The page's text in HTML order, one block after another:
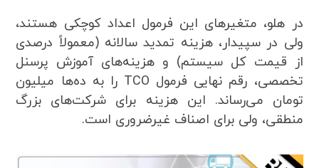
در هلو، متغیرهای این فرمول اعداد کوچکی هستند،
ولی در سپیدار، هزینه تمدید سالانه (معمولاً درصدی
از قیمت کل سیستم) و هزینه‌های آموزش پرسنل
تخصصی، رقم نهایی فرمول TCO را به ده‌ها میلیون
تومان می‌رساند. این هزینه برای شرکت‌های بزرگ
منطقی، ولی برای اصناف غیرضروری است.